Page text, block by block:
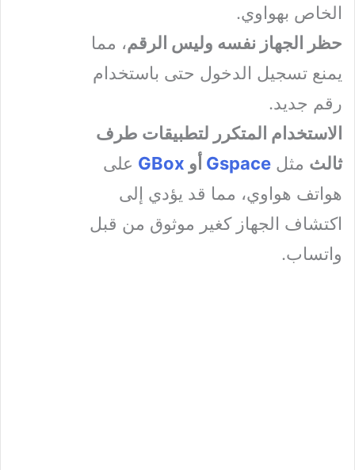
الخاص بهواوي.
حظر الجهاز نفسه وليس الرقم، مما
يمنع تسجيل الدخول حتى باستخدام
رقم جديد.
الاستخدام المتكرر لتطبيقات طرف
ثالث مثل Gspace أو GBox على
هواتف هواوي، مما قد يؤدي إلى
اكتشاف الجهاز كغير موثوق من قبل
واتساب.